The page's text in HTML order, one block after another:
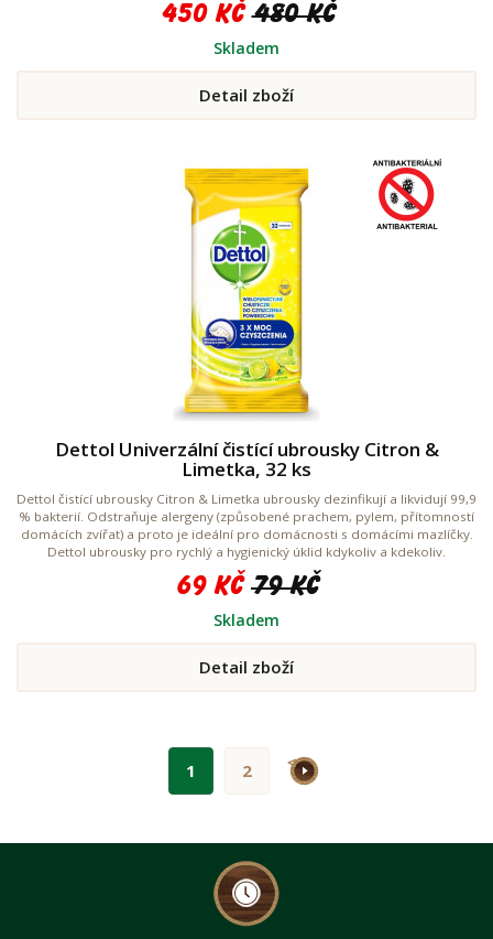
450 Kč 480 Kč
Skladem
Detail zboží
Dettol Univerzální čistící ubrousky Citron &
Limetka, 32 ks
Dettol čistící ubrousky Citron & Limetka ubrousky dezinfikují a likvidují 99,9
% bakterií. Odstraňuje alergeny (způsobené prachem, pylem, přítomností
domácích zvířat) a proto je ideální pro domácnosti s domácími mazlíčky.
Dettol ubrousky pro rychlý a hygienický úklid kdykoliv a kdekoliv.
69 Kč 79 Kč
Skladem
Detail zboží
1 2 >